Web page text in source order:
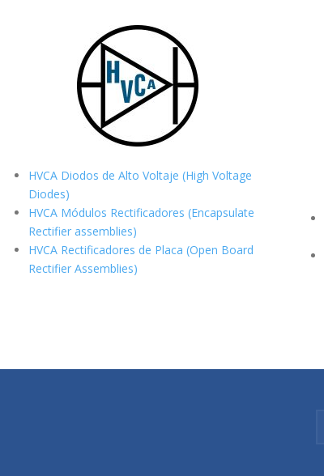
HVCA Diodos de Alto Voltaje (High Voltage
Diodes)
HVCA Módulos Rectificadores (Encapsulate
Rectifier assemblies)
HVCA Rectificadores de Placa (Open Board
Rectifier Assemblies)